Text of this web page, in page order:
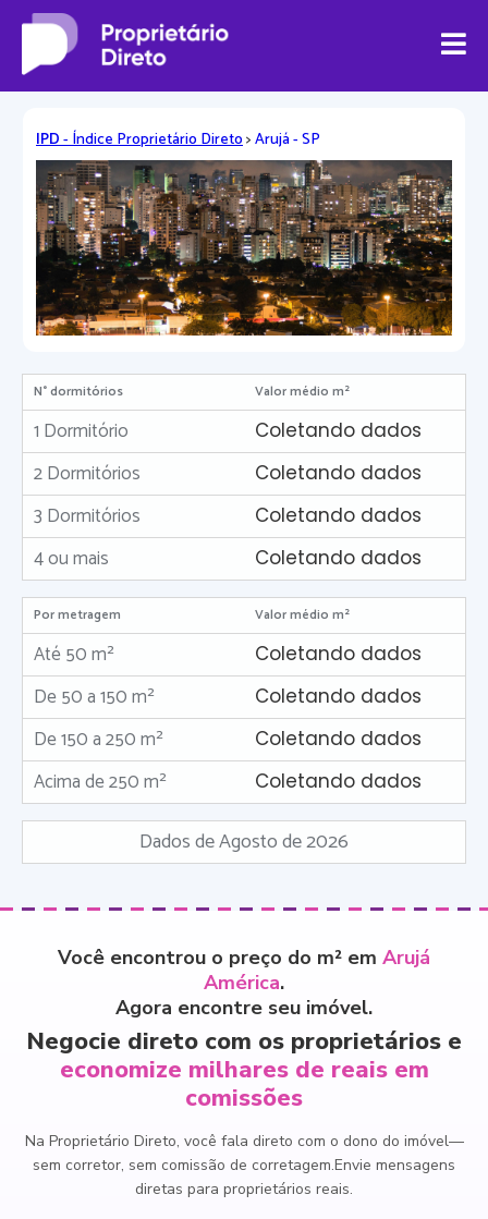
IPD- Índice Proprietário Direto>Arujá - SP
N° dormitórios Valor médio m²
1 Dormitório Coletando dados
2 Dormitórios Coletando dados
3 Dormitórios Coletando dados
4 ou mais Coletando dados
Por metragem Valor médio m²
Até 50 m² Coletando dados
De 50 a 150 m² Coletando dados
De 150 a 250 m² Coletando dados
Acima de 250 m² Coletando dados
Dados de Agosto de 2026
Você encontrou o preço do m² em Arujá
América.
Agora encontre seu imóvel.
Negocie direto com os proprietários e
economize milhares de reais em
comissões
Na Proprietário Direto, você fala direto com o dono do imóvel—
sem corretor, sem comissão de corretagem.Envie mensagens
diretas para proprietários reais.